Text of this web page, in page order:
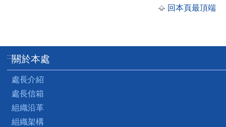
回本頁最頂端
:::關於本處
處長介紹
處長信箱
組織沿革
組織架構